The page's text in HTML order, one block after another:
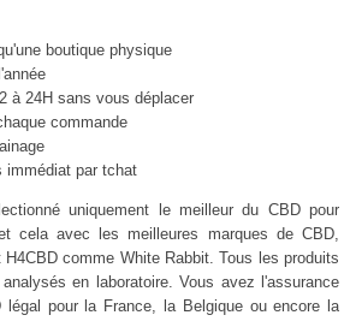
boutique physique
à 24H sans vous déplacer
commande
immédiat par tchat
uniquement le meilleur du CBD pour
cela avec les meilleures marques de CBD,
comme White Rabbit. Tous les produits
en laboratoire. Vous avez l'assurance
légal pour la France, la Belgique ou encore la